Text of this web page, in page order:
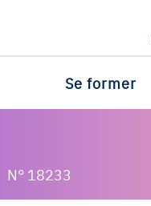
Se former
N° 18233